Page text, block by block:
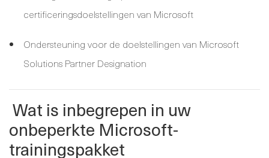
certificeringsdoelstellingen van Microsoft
Ondersteuning voor de doelstellingen van Microsoft
Solutions Partner Designation
Wat is inbegrepen in uw
onbeperkte Microsoft-
trainingspakket